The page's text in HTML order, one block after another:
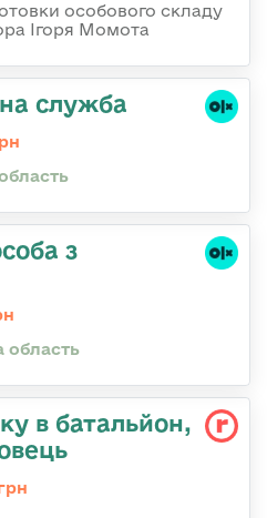
особового складу
Ігоря Момота
служба
з
область
в батальйон,